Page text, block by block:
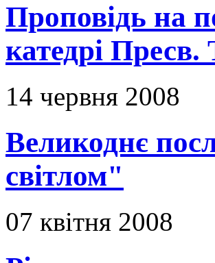
Проповідь на
катедрі Пресв.
14 червня 2008
Великоднє
світлом"
07 квітня 2008